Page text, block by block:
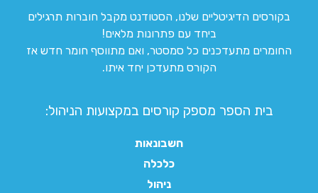
בקורסים הדיגיטליים שלנו, הסטודנט מקבל חוברות תרגילים
ביחד עם פתרונות מלאים!
החומרים מתעדכנים כל סמסטר, ואם מתווסף חומר חדש אז
הקורס מתעדכן יחד איתו.
בית הספר מספק קורסים במקצועות הניהול:
חשבונאות
כלכלה
ניהול